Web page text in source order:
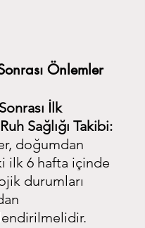
Önlemler
İlk
Sağlığı Takibi:
doğumdan
ilk 6 hafta içinde
durumları